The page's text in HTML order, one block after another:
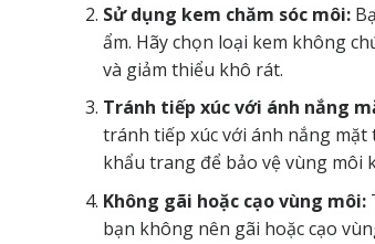
Sử dụng kem chăm sóc môi:
ẩm. Hãy chọn loại kem không
và giảm thiểu khô rát.
Tránh tiếp xúc với ánh nắng
tránh tiếp xúc với ánh nắng mặt
khẩu trang để bảo vệ vùng môi
Không gãi hoặc cạo vùng môi:
bạn không nên gãi hoặc cạo